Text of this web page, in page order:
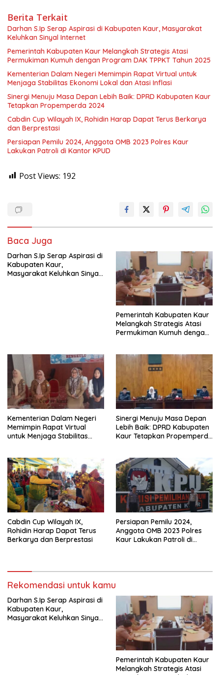
Berita Terkait
Darhan S.Ip Serap Aspirasi di Kabupaten Kaur, Masyarakat
Keluhkan Sinyal Internet
Pemerintah Kabupaten Kaur Melangkah Strategis Atasi
Permukiman Kumuh dengan Program DAK TPPKT Tahun 2025
Kementerian Dalam Negeri Memimpin Rapat Virtual untuk
Menjaga Stabilitas Ekonomi Lokal dan Atasi Inflasi
Sinergi Menuju Masa Depan Lebih Baik: DPRD Kabupaten Kaur
Tetapkan Propemperda 2024
Cabdin Cup Wilayah IX, Rohidin Harap Dapat Terus Berkarya
dan Berprestasi
Persiapan Pemilu 2024, Anggota OMB 2023 Polres Kaur
Lakukan Patroli di Kantor KPUD
Post Views: 192
Baca Juga
Darhan S.Ip Serap Aspirasi di
Kabupaten Kaur,
Masyarakat Keluhkan Sinyal
Pemerintah Kabupaten Kaur
Melangkah Strategis Atasi
Permukiman Kumuh dengan
Kementerian Dalam Negeri
Memimpin Rapat Virtual
untuk Menjaga Stabilitas
Sinergi Menuju Masa Depan
Lebih Baik: DPRD Kabupaten
Kaur Tetapkan Propemperda
Cabdin Cup Wilayah IX,
Rohidin Harap Dapat Terus
Berkarya dan Berprestasi
Persiapan Pemilu 2024,
Anggota OMB 2023 Polres
Kaur Lakukan Patroli di
Rekomendasi untuk kamu
Darhan S.Ip Serap Aspirasi di
Kabupaten Kaur,
Masyarakat Keluhkan Sinyal
Pemerintah Kabupaten Kaur
Melangkah Strategis Atasi